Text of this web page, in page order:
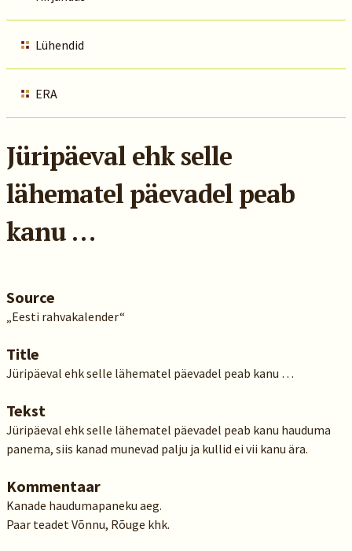
Lühendid
ERA
Jüripäeval ehk selle
lähematel päevadel peab
kanu …
Source
„Eesti rahvakalender“
Title
Jüripäeval ehk selle lähematel päevadel peab kanu …
Tekst
Jüripäeval ehk selle lähematel päevadel peab kanu hauduma
panema, siis kanad munevad palju ja kullid ei vii kanu ära.
Kommentaar
Kanade haudumapaneku aeg.
Paar teadet Võnnu, Rõuge khk.